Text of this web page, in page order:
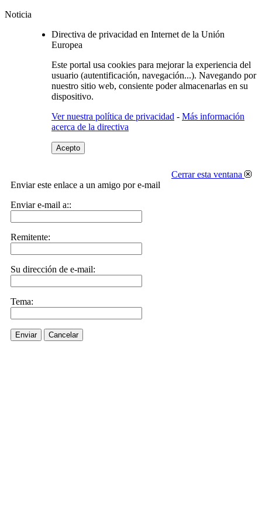
Noticia
Directiva de privacidad en Internet de la Unión
Europea
Este portal usa cookies para mejorar la experiencia del
usuario (autentificación, navegación...). Navegando por
nuestro sitio web, consiente poder almacenarlas en su
dispositivo.
Ver nuestra política de privacidad - Más información
acerca de la directiva
Acepto
Cerrar esta ventana
Enviar este enlace a un amigo por e-mail
Enviar e-mail a::
Remitente:
Su dirección de e-mail:
Tema:
Enviar Cancelar